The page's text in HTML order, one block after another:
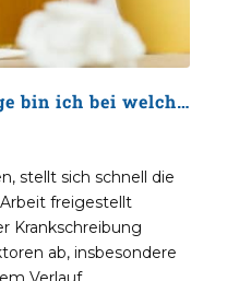
Krankmeldung: Wie lange bin ich bei welcher Krankheit arbeitsunfähig?
stellt sich schnell die
freigestellt
Krankschreibung
ab, insbesondere